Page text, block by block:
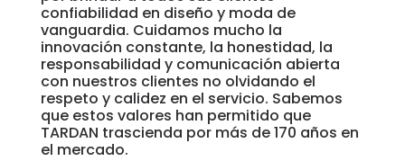
confiabilidad en diseño y moda de
vanguardia. Cuidamos mucho la
innovación constante, la honestidad, la
responsabilidad y comunicación abierta
con nuestros clientes no olvidando el
respeto y calidez en el servicio. Sabemos
que estos valores han permitido que
TARDAN trascienda por más de 170 años en
el mercado.